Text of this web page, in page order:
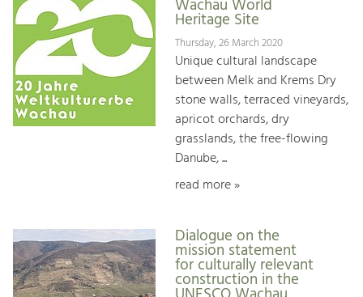
Wachau World
Heritage Site
Thursday, 26 March 2020
Unique cultural landscape
between Melk and Krems Dry
stone walls, terraced vineyards,
apricot orchards, dry
grasslands, the free-flowing
Danube, ...
read more »
Dialogue on the
mission statement
for culturally relevant
construction in the